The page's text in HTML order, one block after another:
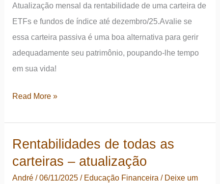
Atualização mensal da rentabilidade de uma carteira de
ETFs e fundos de índice até dezembro/25.Avalie se
essa carteira passiva é uma boa alternativa para gerir
adequadamente seu patrimônio, poupando-lhe tempo
em sua vida!
Atualização
rentabilidades
das
carteiras
Read More »
Rentabilidades de todas as
carteiras – atualização
André/06/11/2025/ Educação Financeira / Deixe um